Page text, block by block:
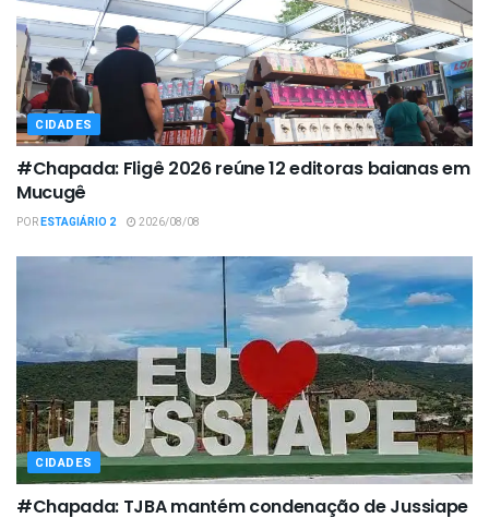
CIDADES
#Chapada: Fligê 2026 reúne 12 editoras baianas em
Mucugê
PORESTAGIÁRIO 2 2026/08/08
CIDADES
#Chapada: TJBA mantém condenação de Jussiape